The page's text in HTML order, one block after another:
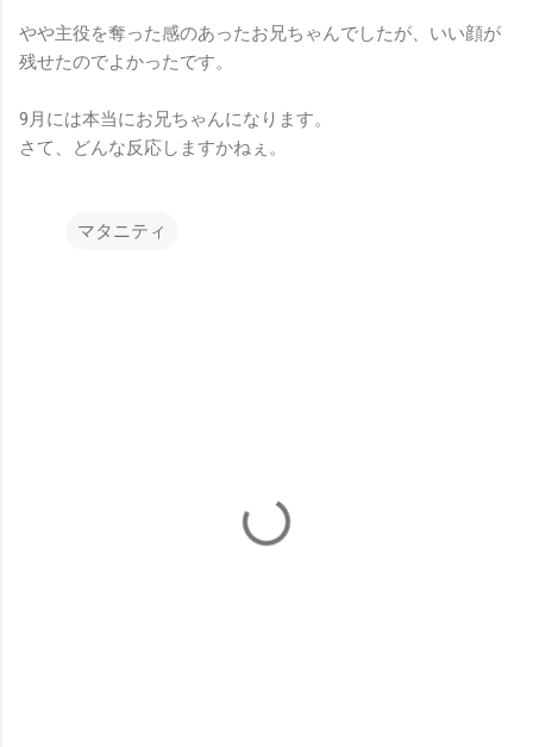
やや主役を奪った感のあったお兄ちゃんでしたが、いい顔が
残せたのでよかったです。
9月には本当にお兄ちゃんになります。
さて、どんな反応しますかねぇ。
マタニティ